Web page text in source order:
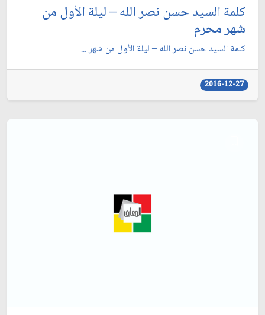
كلمة السيد حسن نصر الله – ليلة الأول من
شهر محرم
كلمة السيد حسن نصر الله – ليلة الأول من شهر ...
2016-12-27